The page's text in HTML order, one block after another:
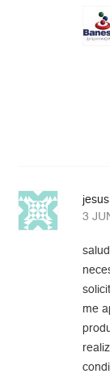
3
me